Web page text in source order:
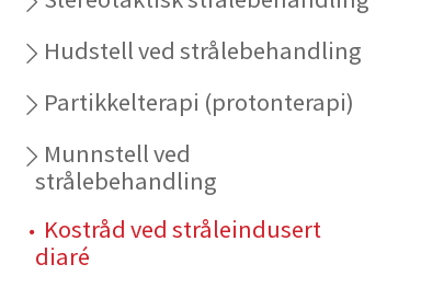
Hudstell ved strålebehandling
Partikkelterapi (protonterapi)
Munnstell ved
strålebehandling
Kostråd ved stråleindusert
diaré